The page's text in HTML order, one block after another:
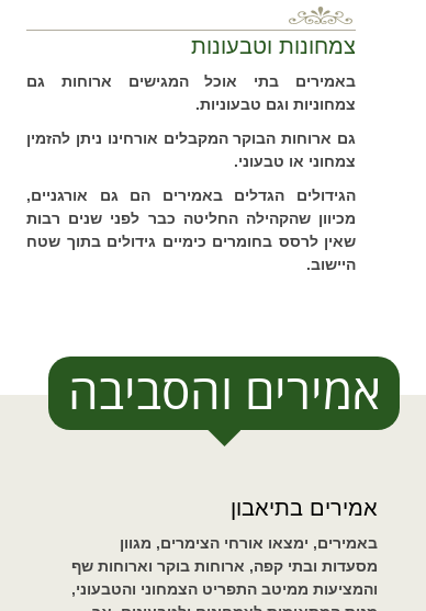
צמחונות וטבעונות
באמירים בתי אוכל המגישים ארוחות גם
צמחוניות וגם טבעוניות.
גם ארוחות הבוקר המקבלים אורחינו ניתן להזמין
צמחוני או טבעוני.
הגידולים הגדלים באמירים הם גם אורגניים,
מכיוון שהקהילה החליטה כבר לפני שנים רבות
שאין לרסס בחומרים כימיים גידולים בתוך שטח
היישוב.
אמירים והסביבה
אמירים בתיאבון
באמירים, ימצאו אורחי הצימרים, מגוון
מסעדות ובתי קפה, ארוחות בוקר וארוחות שף
והמציעות ממיטב התפריט הצמחוני והטבעוני,